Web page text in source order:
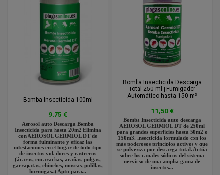
Bomba Insecticida 100ml
9,75 €
Aerosol auto Descarga Bomba
Insecticida para hasta 20m2 Elimina
con AEROSOL GERMIOL DT de
forma fulminante y eficaz las
infestaciones en el hogar de todo tipo
de insectos voladores y rastreros
(ácaros, cucarachas, arañas, pulgas,
garrapatas, chinches, moscas, polillas,
hormigas..) Apto para...
Bomba Insecticida Descarga
Total 250 ml | Fumigador
Automático hasta 150 m³
11,50 €
Bomba Insecticida auto descarga
AEROSOL GERMIOL DT de 250ml
para grandes superficies hasta 50m2 o
150m3. Insecticida formulado con los
más poderosos principios activos y que
se pulveriza por descarga total. Actúa
sobre los canales sódicos del sistema
nervioso de una amplia gama de
insectos...